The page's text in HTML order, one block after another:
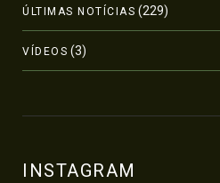
ÚLTIMAS NOTÍCIAS (229)
VÍDEOS (3)
INSTAGRAM